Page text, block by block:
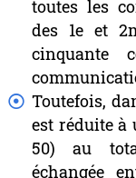
toutes les
des 1e et
cinquante
Toutefois,
est réduiteà
50)au
échangée